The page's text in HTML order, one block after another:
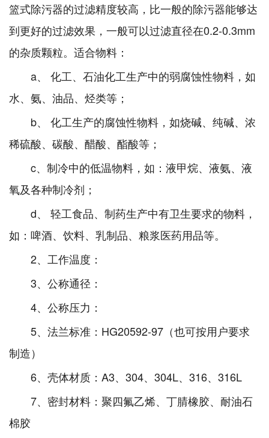
篮式除污器的过滤精度较高，比一般的除污器能够达
到更好的过滤效果，一般可以过滤直径在0.2-0.3mm
的杂质颗粒。适合物料：
a、 化工、石油化工生产中的弱腐蚀性物料，如
水、氨、油品、烃类等；
b、 化工生产的腐蚀性物料，如烧碱、纯碱、浓
稀硫酸、碳酸、醋酸、酯酸等；
c、制冷中的低温物料，如：液甲烷、液氨、液
氧及各种制冷剂；
d、 轻工食品、制药生产中有卫生要求的物料，
如：啤酒、饮料、乳制品、粮浆医药用品等。
2、工作温度：
3、公称通径：
4、公称压力：
5、法兰标准：HG20592-97（也可按用户要求
制造）
6、壳体材质：A3、304、304L、316、316L
7、密封材料：聚四氟乙烯、丁腈橡胶、耐油石
棉胶